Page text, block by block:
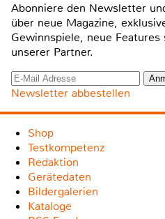
Abonniere den Newsletter
über neue Magazine,
Gewinnspiele, neue
unserer Partner.
Newsletter abbestellen
Shop
Testkompetenz
Redaktion
Gerätedaten
Bildergalerien
Kataloge